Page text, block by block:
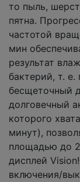
то пыль,
пятна.
частотой
мин
результат
бактерий, т.
бесщеточный
долговечный
которого
минут),
площадью до
дисплей
включения/